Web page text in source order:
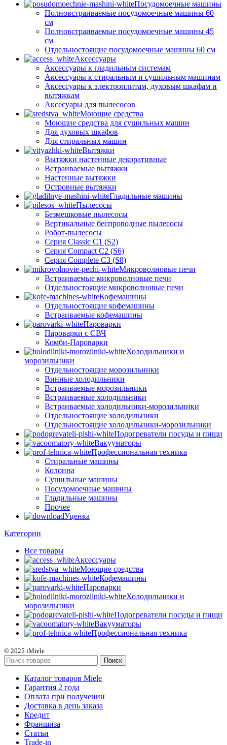
Посудомоечные машины
Полновстраиваемые посудомоечные машины 60
см
Полновстраиваемые посудомоечные машины 45
см
Отдельностоящие посудомоечные машины 60 см
Аксессуары
Аксессуары к гладильным системам
Аксессуары к стиральным и сушильным машинам
Аксессуары к электроплитам, духовым шкафам и
вытяжкам
Аксесуары для пылесосов
Моющие средства
Моющие средства для сушильных машин
Для духовых шкафов
Для стиральных машин
Вытяжки
Вытяжки настенные декоративные
Встраиваемые вытяжки
Настенные вытяжки
Островные вытяжки
Гладильные машины
Пылесосы
Безмешковые пылесосы
Вертикальные беспроводные пылесосы
Робот-пылесосы
Серия Classic C1 (S2)
Серия Compact C2 (S6)
Серия Complete C3 (S8)
Микроволновые печи
Встраиваемые микроволновые печи
Отдельностоящие микроволновые печи
Кофемашины
Отдельностоящие кофемашины
Встраиваемые кофемашины
Пароварки
Пароварки с СВЧ
Комби-Пароварки
Холодильники и
морозильники
Отдельностоящие морозильники
Винные холодильники
Встраиваемые морозильники
Встраиваемые холодильники
Встраиваемые холодильники-морозильники
Отдельностоящие холодильники
Отдельностоящие холодильники-морозильники
Подогреватели посуды и пищи
Вакууматоры
Профессиональная техника
Стиральные машины
Колонна
Сушильные машины
Посудомоечные машины
Гладильные машины
Прочее
Уценка
Категории
Все товары
Аксессуары
Моющие средства
Кофемашины
Пароварки
Холодильники и
морозильники
Подогреватели посуды и пищи
Вакууматоры
Профессиональная техника
© 2025 iMiele
Поиск
Каталог товаров Miele
Гарантия 2 года
Оплата при получении
Доставка в день заказа
Кредит
Франшиза
Статьи
Trade-in